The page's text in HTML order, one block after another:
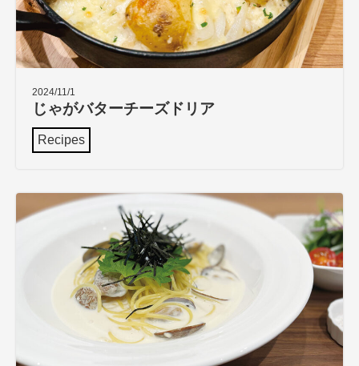
2024/11/1
じゃがバターチーズドリア
Recipes